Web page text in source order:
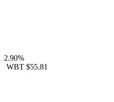
2.90%
WBT $55.81